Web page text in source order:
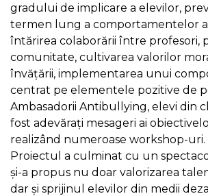
gradului de implicare a elevilor,
termen lung a comportamentelor
întărirea colaborării între profesori,
comunitate, cultivarea valorilor
învățării, implementarea unui
centrat pe elementele pozitive de
Ambasadorii Antibullying, elevi din
fost adevărați mesageri ai
realizând numeroase workshop-uri.
Proiectul a culminat cu un
și-a propus nu doar valorizarea
dar și sprijinul elevilor din medii